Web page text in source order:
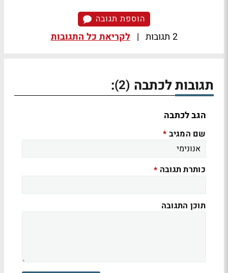
הוספת תגובה
2 תגובות | לקריאת כל התגובות
תגובות לכתבה (2)
:
הגב לכתבה
שם המגיב *
כותרת תגובה *
תוכן התגובה